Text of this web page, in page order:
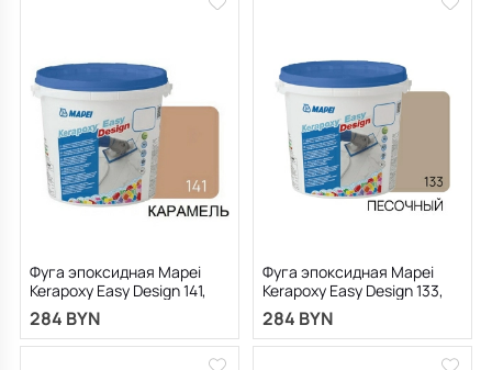
Фуга эпоксидная Mapei
Kerapoxy Easy Design 141,
карамель, 3 кг
284 BYN
Фуга эпоксидная Mapei
Kerapoxy Easy Design 133,
песочная, 3 кг
284 BYN